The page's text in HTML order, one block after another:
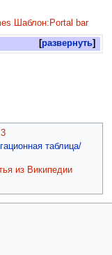
Шаблон:Portal bar
развернуть
таблица/
из Википедии